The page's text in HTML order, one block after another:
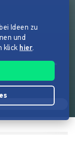
DIREKT
Ideen zu
und
klick hier.